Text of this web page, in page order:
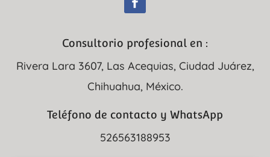
Consultorio profesional en :
Rivera Lara 3607, Las Acequias, Ciudad Juárez,
Chihuahua, México.
Teléfono de contacto y WhatsApp
526563188953